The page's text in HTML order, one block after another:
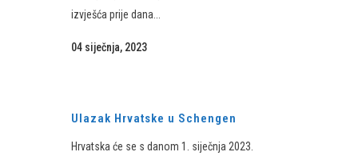
izvješća prije dana...
04 siječnja, 2023
Ulazak Hrvatske u Schengen
Hrvatska će se s danom 1. siječnja 2023.